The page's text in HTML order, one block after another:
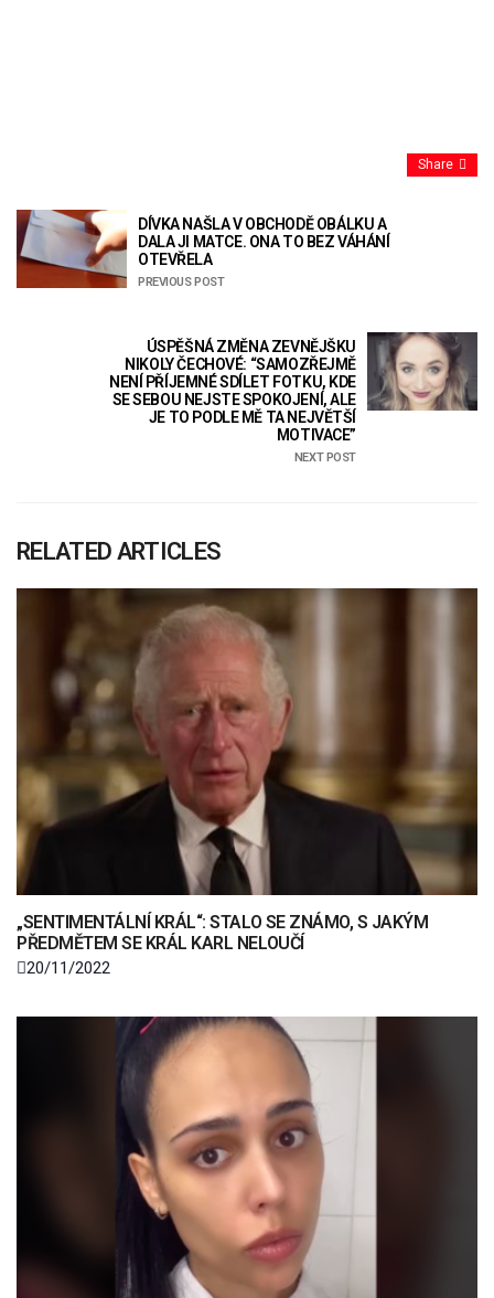
Share
DÍVKA NAŠLA V OBCHODĚ OBÁLKU A
DALA JI MATCE. ONA TO BEZ VÁHÁNÍ
OTEVŘELA
PREVIOUS POST
ÚSPĚŠNÁ ZMĚNA ZEVNĚJŠKU
NIKOLY ČECHOVÉ: “SAMOZŘEJMĚ
NENÍ PŘÍJEMNÉ SDÍLET FOTKU, KDE
SE SEBOU NEJSTE SPOKOJENÍ, ALE
JE TO PODLE MĚ TA NEJVĚTŠÍ
MOTIVACE”
NEXT POST
RELATED ARTICLES
„SENTIMENTÁLNÍ KRÁL“: STALO SE ZNÁMO, S JAKÝM
PŘEDMĚTEM SE KRÁL KARL NELOUČÍ
20/11/2022